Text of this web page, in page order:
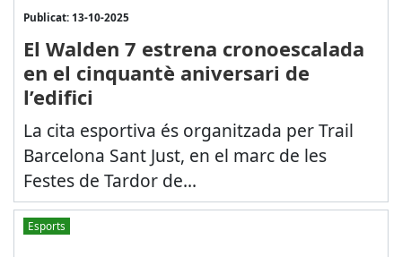
Publicat: 13-10-2025
El Walden 7 estrena cronoescalada
en el cinquantè aniversari de
l’edifici
La cita esportiva és organitzada per Trail
Barcelona Sant Just, en el marc de les
Festes de Tardor de...
Esports